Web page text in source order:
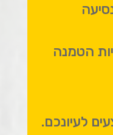
הטמנה
לעיונכם.